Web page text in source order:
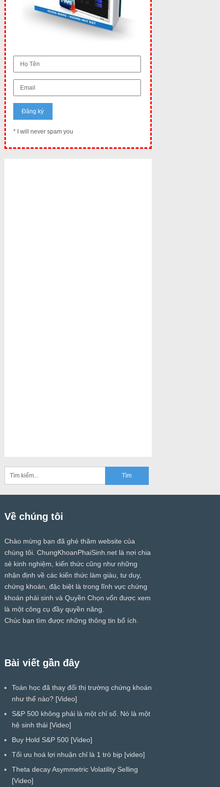
* I will never spam you
Về chúng tôi
Chào mừng bạn đã ghé thăm website của
chúng tôi. ChungKhoanPhaiSinh.netlà nơi chia
sẻ kinh nghiệm, kiến thức cũng như những
nhận định về các kiến thức làm giàu, tư duy,
chứng khoán, đặc biệt là trong lĩnh vực chứng
khoán phái sinh và Quyền Chọn vốn được xem
là một công cụ đầy quyền năng.
Chúc bạn tìm được những thông tin bổ ích.
Bài viết gần đây
Toán học đã thay đổi thị trường chứng khoán
như thế nào? [Video]
S&P 500 không phải là một chỉ số. Nó là một
hệ sinh thái [Video]
Buy Hold S&P 500 [Video]
Tối ưu hoá lợi nhuận chỉ là 1 trò bịp [video]
Theta decay Asymmetric Volatility Selling
[Video]